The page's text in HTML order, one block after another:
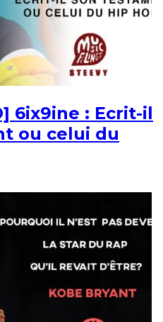
6ix9ine : Ecrit-il
ou celui du